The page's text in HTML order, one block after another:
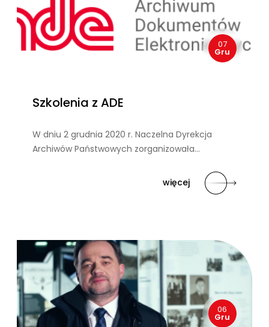
07
Gru
Szkolenia z ADE
W dniu 2 grudnia 2020 r. Naczelna Dyrekcja
Archiwów Państwowych zorganizowała…
więcej
06
Gru